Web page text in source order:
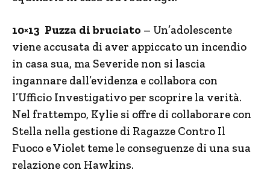
10×13 Puzza di bruciato – Un’adolescente
viene accusata di aver appiccato un incendio
in casa sua, ma Severide non si lascia
ingannare dall’evidenza e collabora con
l’Ufficio Investigativo per scoprire la verità.
Nel frattempo, Kylie si offre di collaborare con
Stella nella gestione di Ragazze Contro Il
Fuoco e Violet teme le conseguenze di una sua
relazione con Hawkins.